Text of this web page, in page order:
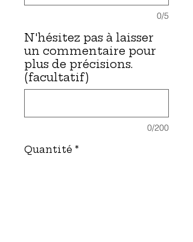
0/5
N'hésitez pas à laisser
un commentaire pour
plus de précisions.
(facultatif)
0/200
Quantité *